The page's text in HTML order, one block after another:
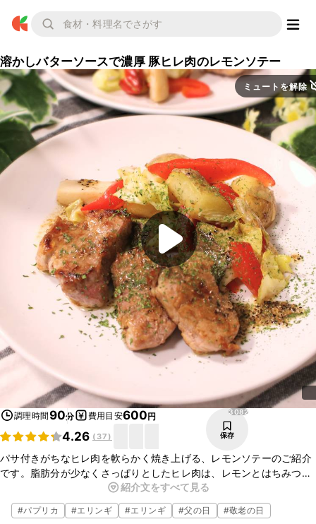
溶かしバターソースで濃厚 豚ヒレ肉のレモンソテー
ミュートを解除
調理時間90分 費用目安600円
4.26 ( 37)
3082
保存
パサ付きがちなヒレ肉を軟らかく焼き上げる、レモンソテーのご紹介
です。脂肪分が少なくさっぱりとしたヒレ肉は、レモンとはちみつで
マリネすることで、やわらかくジューシーに焼き上げることができま
す。仕上げに溶かしバターソースをかけることで、マリネに使用する
レモンの酸味がまろやかになり、濃厚な仕上がりとなります。ぜひ、
紹介文をすべて見る
#パプリカ #エリンギ #エリンギ #父の日 #敬老の日